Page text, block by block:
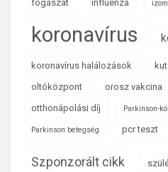
fogászat influenza
koronavírus
koronavírus halálozások
oltóközpont
orosz vakcina
otthonápolási díj
Parkinson-
Parkinson betegség pcr teszt
Szponzorált cikk